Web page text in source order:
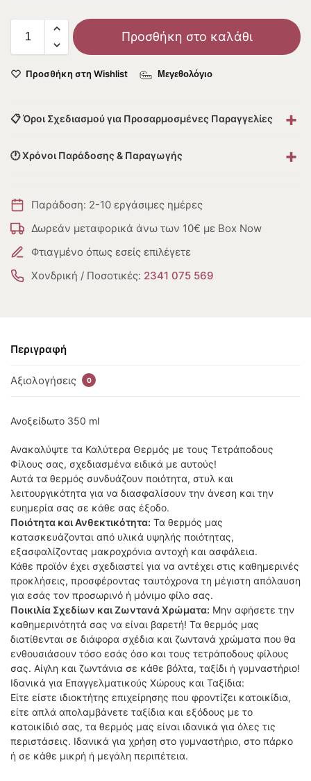
Προσθήκη στο καλάθι
Προσθήκη στη Wishlist Μεγεθολόγιο
📋 Όροι Σχεδιασμού για Προσαρμοσμένες Παραγγελίες +
🕐 Χρόνοι Παράδοσης & Παραγωγής +
Παράδοση: 2-10 εργάσιμες ημέρες
Δωρεάν μεταφορικά άνω των 10€ με Box Now
Φτιαγμένο όπως εσείς επιλέγετε
Χονδρική / Ποσοτικές: 2341 075 569
Περιγραφή
Αξιολογήσεις 0
Ανοξείδωτο 350 ml
Ανακαλύψτε τα Καλύτερα Θερμός με τους Τετράποδους
Φίλους σας, σχεδιασμένα ειδικά με αυτούς!
Αυτά τα θερμός συνδυάζουν ποιότητα, στυλ και
λειτουργικότητα για να διασφαλίσουν την άνεση και την
ευημερία σας σε κάθε σας έξοδο.
Ποιότητα και Ανθεκτικότητα: Τα θερμός μας
κατασκευάζονται από υλικά υψηλής ποιότητας,
εξασφαλίζοντας μακροχρόνια αντοχή και ασφάλεια.
Κάθε προϊόν έχει σχεδιαστεί για να αντέχει στις καθημερινές
προκλήσεις, προσφέροντας ταυτόχρονα τη μέγιστη απόλαυση
για εσάς τον προσωρινό ή μόνιμο φίλο σας.
Ποικιλία Σχεδίων και Ζωντανά Χρώματα: Μην αφήσετε την
καθημερινότητά σας να είναι βαρετή! Τα θερμός μας
διατίθενται σε διάφορα σχέδια και ζωντανά χρώματα που θα
ενθουσιάσουν τόσο εσάς όσο και τους τετράποδους φίλους
σας. Αίγλη και ζωντάνια σε κάθε βόλτα, ταξίδι ή γυμναστήριο!
Ιδανικά για Επαγγελματικούς Χώρους και Ταξίδια:
Είτε είστε ιδιοκτήτης επιχείρησης που φροντίζει κατοικίδια,
είτε απλά απολαμβάνετε ταξίδια και εξόδους με το
κατοικίδιό σας, τα θερμός μας είναι ιδανικά για όλες τις
περιστάσεις. Ιδανικά για χρήση στο γυμναστήριο, στο πάρκο
ή σε κάθε μικρή ή μεγάλη περιπέτεια.